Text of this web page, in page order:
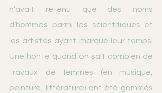
n’avait retenu que des noms
d’hommes parmi les scientifiques et
les artistes ayant marqué leur temps.
Une honte quand on sait combien de
travaux de femmes (en musique,
peinture, littérature) ont été gommés